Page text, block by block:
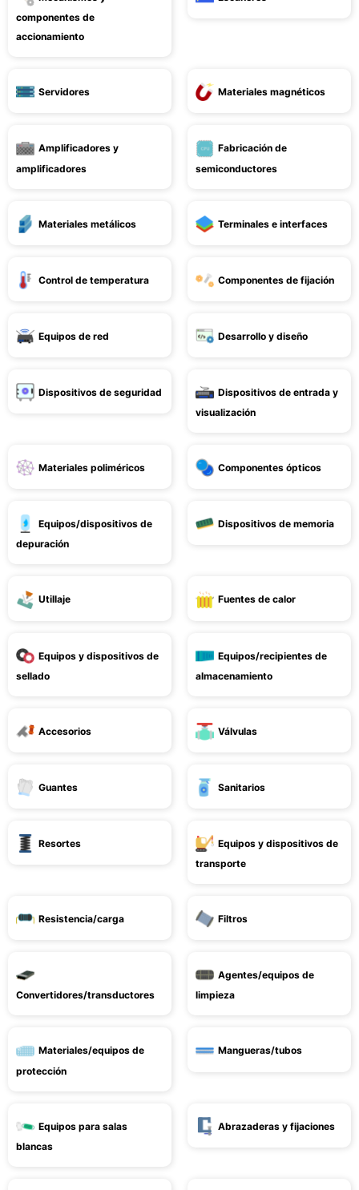
componentes de
accionamiento
Servidores Materiales magnéticos
Amplificadores y
amplificadores
Fabricación de
semiconductores
Materiales metálicos Terminales e interfaces
Control de temperatura Componentes de fijación
Equipos de red Desarrollo y diseño
Dispositivos de seguridad
Dispositivos de entrada y
visualización
Materiales poliméricos Componentes ópticos
Equipos/dispositivos de
depuración
Dispositivos de memoria
Utillaje Fuentes de calor
Equipos y dispositivos de
sellado
Equipos/recipientes de
almacenamiento
Accesorios Válvulas
Guantes Sanitarios
Resortes
Equipos y dispositivos de
transporte
Resistencia/carga Filtros
Convertidores/transductores
Agentes/equipos de
limpieza
Materiales/equipos de
protección
Mangueras/tubos
Equipos para salas
blancas
Abrazaderas y fijaciones